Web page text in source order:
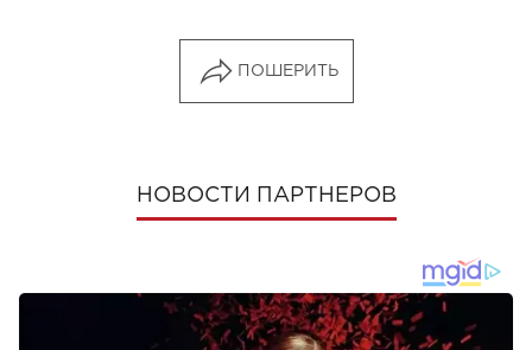
ПОШЕРИТЬ
НОВОСТИ ПАРТНЕРОВ